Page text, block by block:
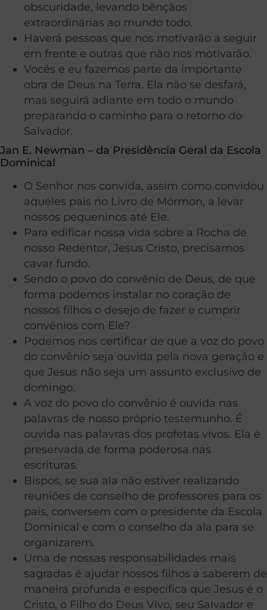
obscuridade, levando bênçãos
extraordinárias ao mundo todo.
Haverá pessoas que nos motivarão a seguir
em frente e outras que não nos motivarão.
Vocês e eu fazemos parte da importante
obra de Deus na Terra. Ela não se desfará,
mas seguirá adiante em todo o mundo
preparando o caminho para o retorno do
Salvador.
Jan E. Newman – da Presidência Geral da Escola
Dominical
O Senhor nos convida, assim como convidou
aqueles pais no Livro de Mórmon, a levar
nossos pequeninos até Ele.
Para edificar nossa vida sobre a Rocha de
nosso Redentor, Jesus Cristo, precisamos
cavar fundo.
Sendo o povo do convênio de Deus, de que
forma podemos instalar no coração de
nossos filhos o desejo de fazer e cumprir
convênios com Ele?
Podemos nos certificar de que a voz do povo
do convênio seja ouvida pela nova geração e
que Jesus não seja um assunto exclusivo de
domingo.
A voz do povo do convênio é ouvida nas
palavras de nosso próprio testemunho. É
ouvida nas palavras dos profetas vivos. Ela é
preservada de forma poderosa nas
escrituras.
Bispos, se sua ala não estiver realizando
reuniões de conselho de professores para os
pais, conversem com o presidente da Escola
Dominical e com o conselho da ala para se
organizarem.
Uma de nossas responsabilidades mais
sagradas é ajudar nossos filhos a saberem de
maneira profunda e específica que Jesus é o
Cristo, o Filho do Deus Vivo, seu Salvador e